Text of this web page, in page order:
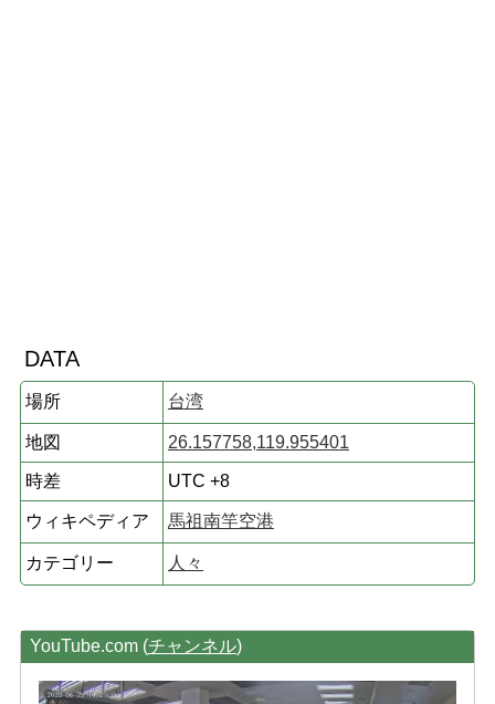
DATA
場所 台湾
地図 26.157758,119.955401
時差 UTC +8
ウィキペディア 馬祖南竿空港
カテゴリー 人々
YouTube.com (チャンネル)